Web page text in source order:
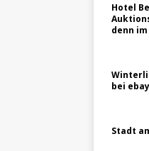
Hotel
denn
bei
Stadt